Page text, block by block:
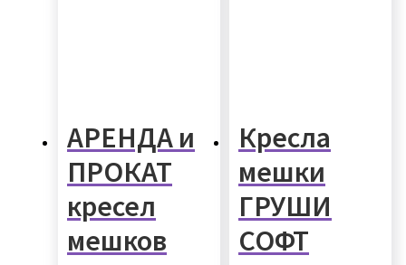
АРЕНДА и
ПРОКАТ
кресел
мешков
Кресла
мешки
ГРУШИ
СОФТ